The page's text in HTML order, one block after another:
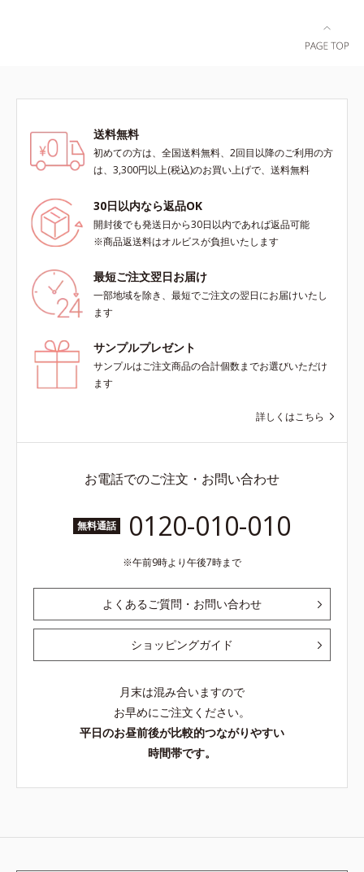
送料無料
初めての方は、全国送料無料、2回目以降のご利用の方
は、3,300円以上(税込)のお買い上げで、送料無料
30日以内なら返品OK
開封後でも発送日から30日以内であれば返品可能
※商品返送料はオルビスが負担いたします
最短ご注文翌日お届け
一部地域を除き、最短でご注文の翌日にお届けいたし
ます
サンプルプレゼント
サンプルはご注文商品の合計個数までお選びいただけ
ます
詳しくはこちら
お電話でのご注文・お問い合わせ
無料通話 0120-010-010
午前9時より午後7時まで
よくあるご質問・お問い合わせ
ショッピングガイド
月末は混み合いますので
お早めにご注文ください。
平日のお昼前後が比較的つながりやすい
時間帯です。